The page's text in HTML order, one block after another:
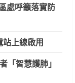
處呼籲落實防
上線啟用
「智慧護肺」